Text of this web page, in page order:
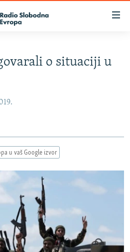
o situaciji u
u vaš Google izvor